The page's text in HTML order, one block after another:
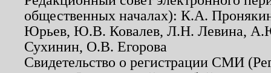
общественных началах): К.А.
Юрьев, Ю.В. Ковалев, Л.Н. Левина,
Сухинин, О.В. Егорова
Свидетельство о регистрации СМИ